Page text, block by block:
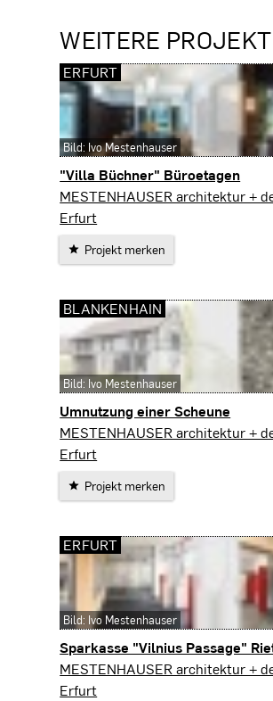
WEITERE
"Villa Büchner" Büroetagen
Erfurt
MESTENHAUSER architektur +
Erfurt
Projekt merken
ERFURT
Bild: Ivo Mestenhauser
Umnutzung einer Scheune
Blankenhain
MESTENHAUSER architektur +
Erfurt
Projekt merken
BLANKENHAIN
Bild: Ivo Mestenhauser
Sparkasse "Vilnius Passage"
Erfurt
MESTENHAUSER architektur +
Erfurt
ERFURT
Bild: Ivo Mestenhauser